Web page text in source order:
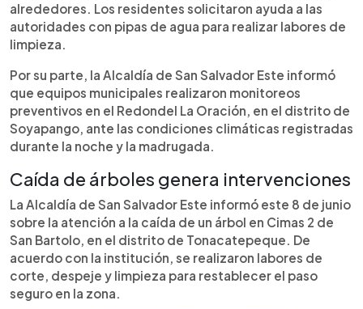
alrededores. Los residentes solicitaron ayuda a las
autoridades con pipas de agua para realizar labores de
limpieza.
Por su parte, la Alcaldía de San Salvador Este informó
que equipos municipales realizaron monitoreos
preventivos en el Redondel La Oración, en el distrito de
Soyapango, ante las condiciones climáticas registradas
durante la noche y la madrugada.
Caída de árboles genera intervenciones
La Alcaldía de San Salvador Este informó este 8 de junio
sobre la atención a la caída de un árbol en Cimas 2 de
San Bartolo, en el distrito de Tonacatepeque. De
acuerdo con la institución, se realizaron labores de
corte, despeje y limpieza para restablecer el paso
seguro en la zona.